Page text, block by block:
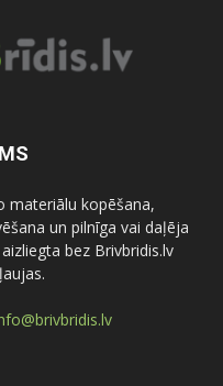
materiālu kopēšana,
un pilnīga vai daļēja
bez Brivbridis.lv